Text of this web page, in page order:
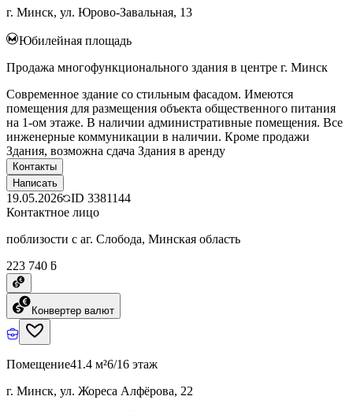
г. Минск, ул. Юрово-Завальная, 13
Юбилейная площадь
Продажа многофункционального здания в центре г. Минск
Современное здание со стильным фасадом. Имеются
помещения для размещения объекта общественного питания
на 1-ом этаже. В наличии административные помещения. Все
инженерные коммуникации в наличии. Кроме продажи
Здания, возможна сдача Здания в аренду
Контакты
Написать
19.05.2026 ID 3381144
Контактное лицо
поблизости с аг. Слобода, Минская область
223 740 ƃ
Конвертер валют
Помещение41.4 м²6/16 этаж
г. Минск, ул. Жореса Алфёрова, 22